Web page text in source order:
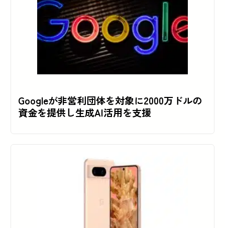
Googleが非営利団体を対象に2000万ドルの
資金を提供し生成AI活用を支援